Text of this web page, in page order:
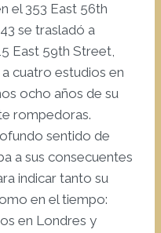
el 353 East 56th
se trasladó a
East 59th Street,
cuatro estudios en
ocho años de su
rompedoras.
sentido de
a sus consecuentes
indicar tanto su
en el tiempo:
en Londres y